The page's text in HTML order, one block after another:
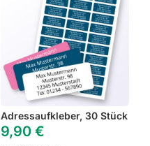
Adressaufkleber, 30 Stück
9,90 €